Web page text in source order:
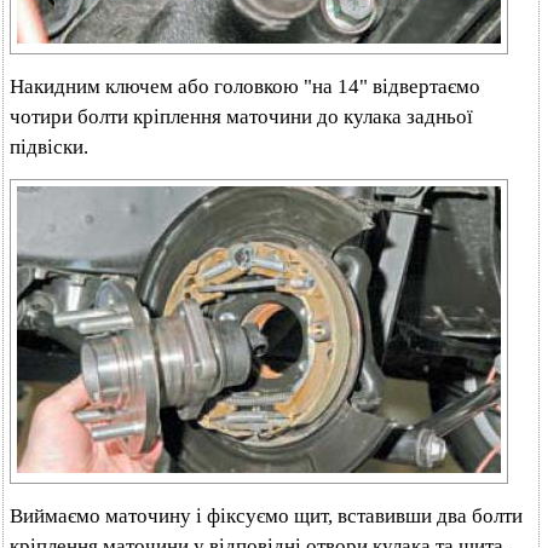
Накидним ключем або головкою "на 14" відвертаємо
чотири болти кріплення маточини до кулака задньої
підвіски.
Виймаємо маточину і фіксуємо щит, вставивши два болти